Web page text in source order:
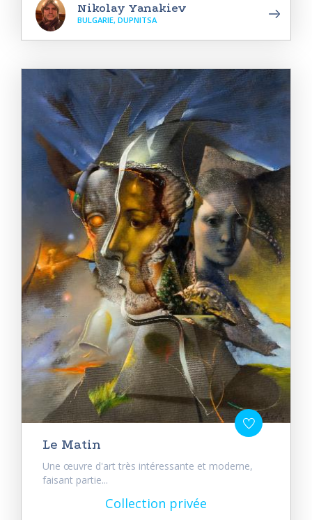
Nikolay Yanakiev
BULGARIE, DUPNITSA
Le Matin
Une œuvre d'art très intéressante et moderne,
faisant partie...
Collection privée